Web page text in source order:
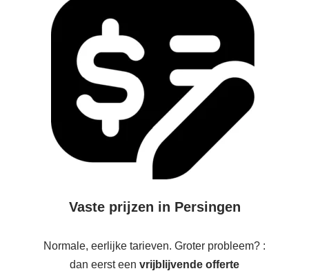
Vaste prijzen in Persingen
Normale, eerlijke tarieven. Groter probleem? :
dan eerst een vrijblijvende offerte